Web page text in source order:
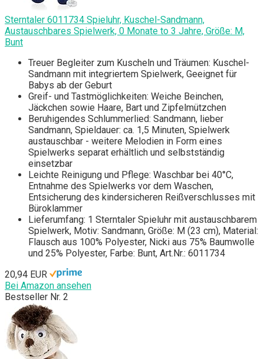
Sterntaler 6011734 Spieluhr, Kuschel-Sandmann,
Austauschbares Spielwerk, 0 Monate to 3 Jahre, Größe: M,
Bunt
Treuer Begleiter zum Kuscheln und Träumen: Kuschel-
Sandmann mit integriertem Spielwerk, Geeignet für
Babys ab der Geburt
Greif- und Tastmöglichkeiten: Weiche Beinchen,
Jäckchen sowie Haare, Bart und Zipfelmützchen
Beruhigendes Schlummerlied: Sandmann, lieber
Sandmann, Spieldauer: ca. 1,5 Minuten, Spielwerk
austauschbar - weitere Melodien in Form eines
Spielwerks separat erhältlich und selbstständig
einsetzbar
Leichte Reinigung und Pflege: Waschbar bei 40°C,
Entnahme des Spielwerks vor dem Waschen,
Entsicherung des kindersicheren Reißverschlusses mit
Büroklammer
Lieferumfang: 1 Sterntaler Spieluhr mit austauschbarem
Spielwerk, Motiv: Sandmann, Größe: M (23 cm), Material:
Flausch aus 100% Polyester, Nicki aus 75% Baumwolle
und 25% Polyester, Farbe: Bunt, Art.Nr.: 6011734
20,94 EUR
Bei Amazon ansehen
Bestseller Nr. 2